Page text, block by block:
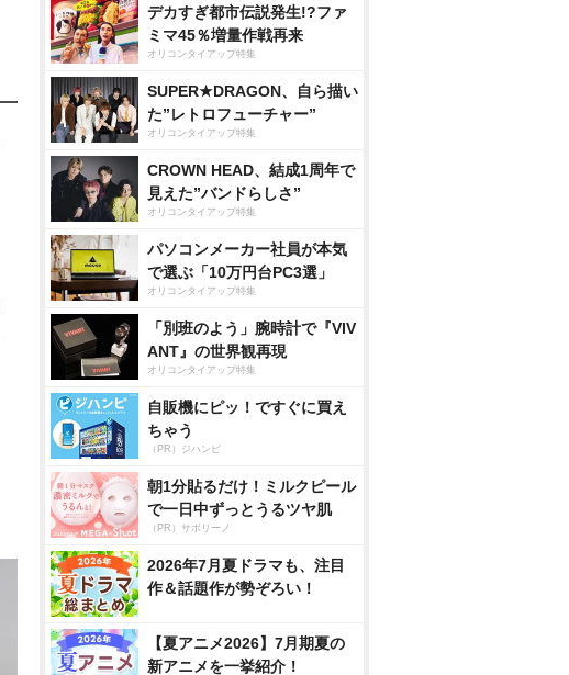
デカすぎ都市伝説発生!?ファ
ミマ45％増量作戦再来
オリコンタイアップ特集
SUPER★DRAGON、自ら描い
た”レトロフューチャー”
オリコンタイアップ特集
CROWN HEAD、結成1周年で
見えた”バンドらしさ”
オリコンタイアップ特集
パソコンメーカー社員が本気
で選ぶ「10万円台PC3選」
オリコンタイアップ特集
「別班のよう」腕時計で『VIV
ANT』の世界観再現
オリコンタイアップ特集
自販機にピッ！ですぐに買え
ちゃう
（PR）ジハンピ
朝1分貼るだけ！ミルクピール
で一日中ずっとうるツヤ肌
（PR）サボリーノ
2026年7月夏ドラマも、注目
作＆話題作が勢ぞろい！
【夏アニメ2026】7月期夏の
新アニメを一挙紹介！